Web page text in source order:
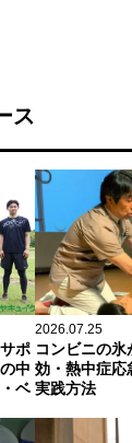
ス
ポ
中
ベ
2026.07.25
コンビニの氷
効・熱中症応
実践方法